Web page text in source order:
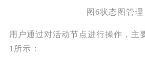
图6状态图管理
用户通过对活动节点进行操作，主
1所示：